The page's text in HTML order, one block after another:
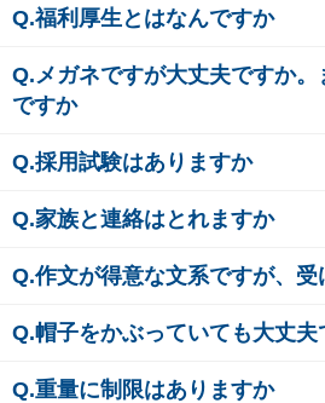
Q.福利厚生とはなんですか
Q.メガネですが大丈夫ですか。
ですか
Q.採用試験はありますか
Q.家族と連絡はとれますか
Q.作文が得意な文系ですが、受
Q.帽子をかぶっていても大丈夫
Q.重量に制限はありますか